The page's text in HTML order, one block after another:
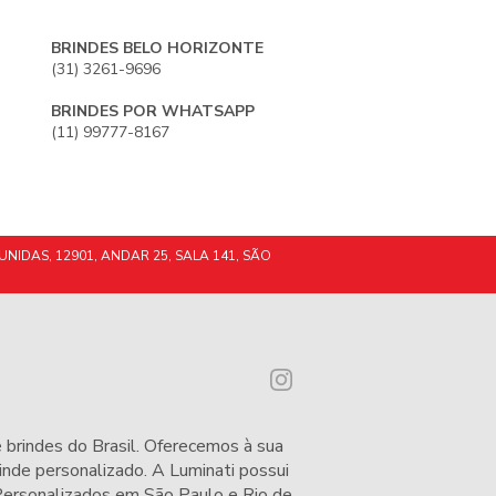
BRINDES BELO HORIZONTE
(31) 3261-9696
BRINDES POR WHATSAPP
(11) 99777-8167
12901, ANDAR 25, SALA 141, SÃO
do Brasil. Oferecemos à sua
personalizado. A Luminati possui